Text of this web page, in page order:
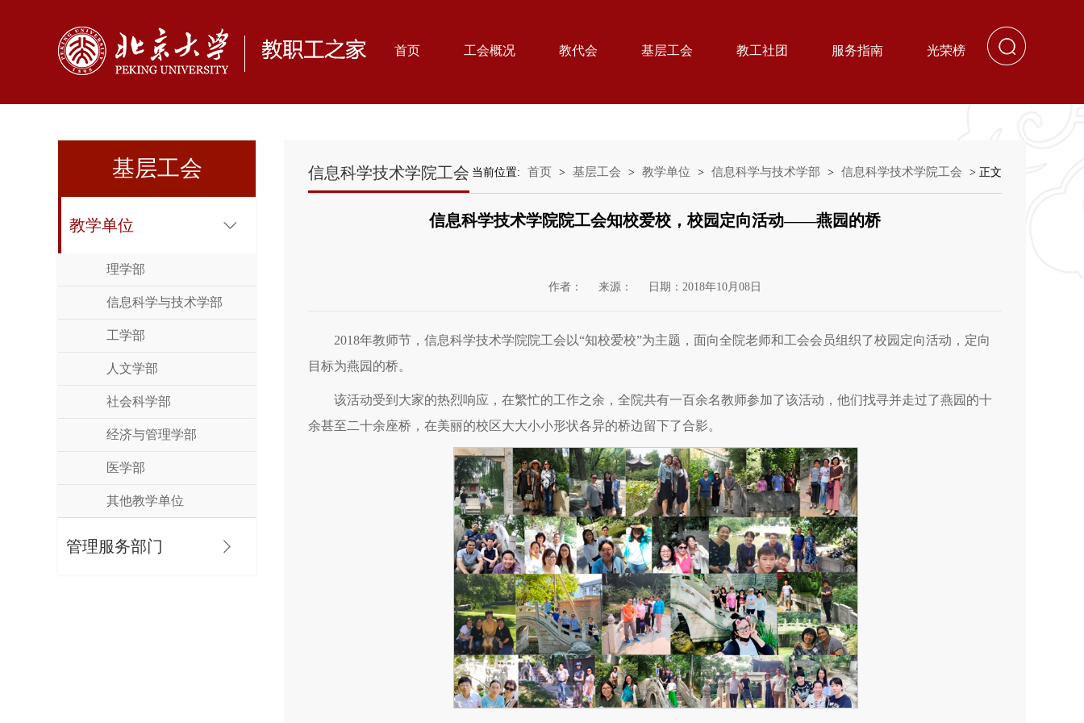
首页 工会概况 教代会 基层工会 教工社团 服务指南 光荣榜
基层工会
教学单位
理学部
信息科学与技术学部
工学部
人文学部
社会科学部
经济与管理学部
医学部
其他教学单位
管理服务部门
信息科学技术学院工会 当前位置: 首页 > 基层工会 > 教学单位 > 信息科学与技术学部 > 信息科学技术学院工会 > 正文
信息科学技术学院院工会知校爱校，校园定向活动——燕园的桥
作者： 来源： 日期：2018年10月08日
2018年教师节，信息科学技术学院院工会以“知校爱校”为主题，面向全院老师和工会会员组织了校园定向活动，定向
目标为燕园的桥。
该活动受到大家的热烈响应，在繁忙的工作之余，全院共有一百余名教师参加了该活动，他们找寻并走过了燕园的十
余甚至二十余座桥，在美丽的校区大大小小形状各异的桥边留下了合影。